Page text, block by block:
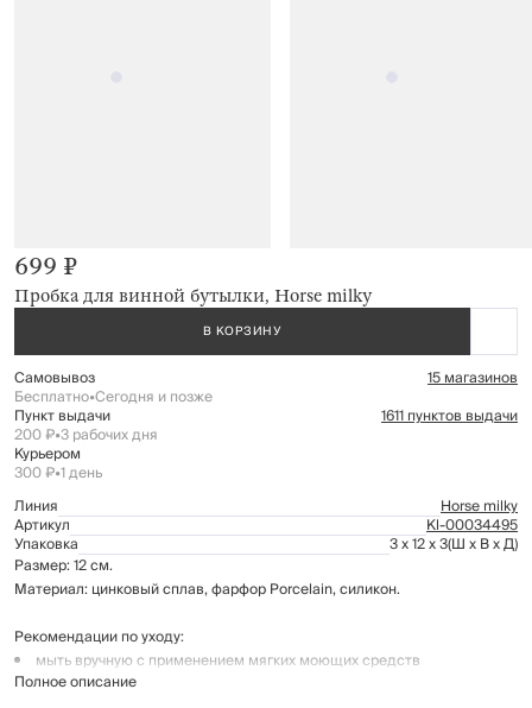
Пробка для винной бутылки, Horse milky
699 ₽
В КОРЗИНУ
Самовывоз 15 магазинов
Бесплатно•Сегодня и позже
Пункт выдачи 1611 пунктов выдачи
200 ₽•3 рабочих дня
Курьером
300 ₽•1 день
Линия
Horse milky
Артикул Kl-00034495
Упаковка 3 x 12 x 3(Ш x В x Д)
Размер: 12 см.
Материал: цинковый сплав, фарфор Porcelain, силикон.
Рекомендации по уходу:
мыть вручную с применением мягких моющих средств
не использовать для ухода абразивные чистящие средства и
Полное описание